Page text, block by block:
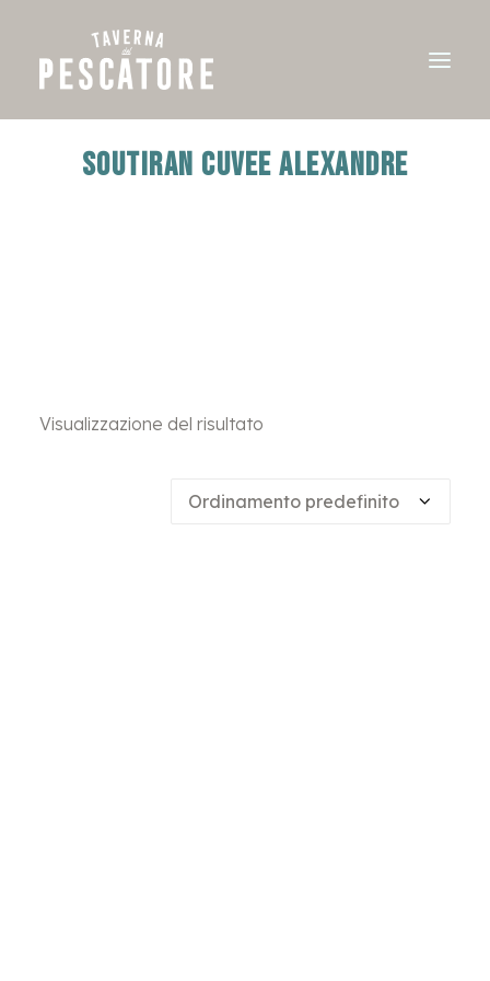
SOUTIRAN CUVEE ALEXANDRE
Visualizzazione del risultato